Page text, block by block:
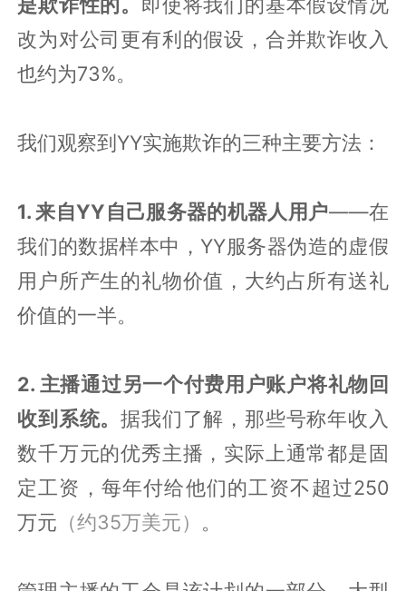
改为对公司更有利的假设，合并欺诈收入
也约为73%。
我们观察到YY实施欺诈的三种主要方法：
1. 来自YY自己服务器的机器人用户——在
我们的数据样本中，YY服务器伪造的虚假
用户所产生的礼物价值，大约占所有送礼
价值的一半。
2. 主播通过另一个付费用户账户将礼物回
收到系统。据我们了解，那些号称年收入
数千万元的优秀主播，实际上通常都是固
定工资，每年付给他们的工资不超过250
万元 （约35万美元） 。